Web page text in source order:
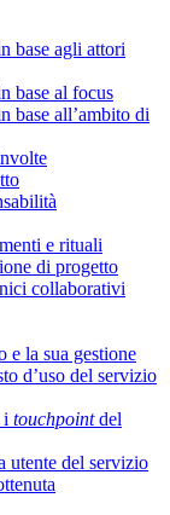
base agli attori
base al focus
base all’ambito di
e rituali
di progetto
collaborativi
e la sua gestione
d’uso del servizio
i touchpointdel
utente del servizio